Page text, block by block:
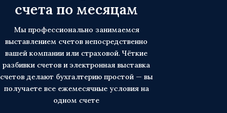
счета по месяцам
Мы профессионально занимаемся
выставлением счетов непосредственно
вашей компании или страховой. Чёткие
разбивки счетов и электронная выставка
счетов делают бухгалтерию простой — вы
получаете все ежемесячные условия на
одном счете